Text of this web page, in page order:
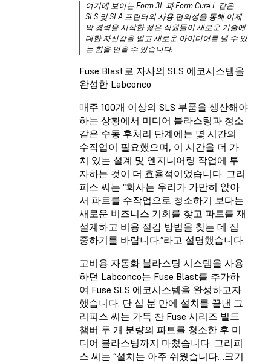
여기에 보이는 Form 3L 과 Form Cure L 같은
SLS 및 SLA 프린터의 사용 편의성을 통해 이제
막 경력을 시작한 젊은 직원들이 새로운 기술에
대한 자신감을 얻고 새로운 아이디어를 낼 수 있
는 힘을 얻을 수 있습니다.
Fuse Blast로 자사의 SLS 에코시스템을
완성한 Labconco
매주 100개 이상의 SLS 부품을 생산해야
하는 상황에서 미디어 블라스팅과 청소
같은 수동 후처리 단계에는 몇 시간의
수작업이 필요했으며, 이 시간을 더 가
치 있는 설계 및 엔지니어링 작업에 투
자하는 것이 더 효율적이었습니다. 그리
피스 씨는 “회사는 우리가 가만히 앉아
서 파트를 수작업으로 청소하기 보다는
새로운 비즈니스 기회를 찾고 파트를 재
설계하고 비용 절감 방법을 찾는 데 집
중하기를 바랍니다.”라고 설명했습니다.
고비용 자동화 블라스팅 시스템을 사용
하던 Labconco는 Fuse Blast를 추가하
여 Fuse SLS 에코시스템을 완성하고자
했습니다. 단 십 분 만에 설치를 끝낸 그
리피스 씨는 가득 찬 Fuse 시리즈 빌드
챔버 두 개 분량의 파트를 청소한 후 미
디어 블라스팅까지 마쳤습니다. 그리피
스 씨는 “설치는 아주 쉬웠습니다…크기